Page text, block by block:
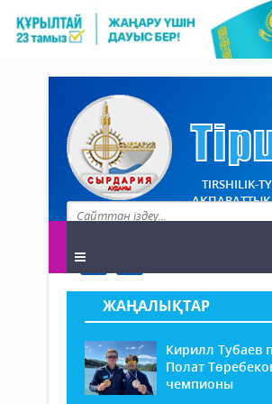
TIRSHILIK-
АҚПАРАТТЫҚ
ЖАҢАЛЫҚТАР
Кирилл Тубаев
Полат
чемпионы